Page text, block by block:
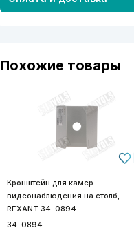
Похожие товары
Кронштейн для камер
видеонаблюдения на столб,
REXANT 34-0894
34-0894